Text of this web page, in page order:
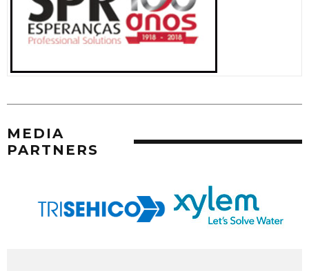
MEDIA
PARTNERS